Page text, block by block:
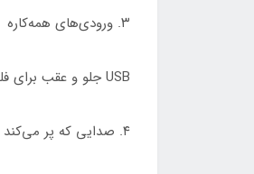
۳. ورودی‌های همه‌کاره
USB جلو و عقب برای فلش پر از فیلم، AUX برای پخش مستقیم،
۴. صدایی که پر می‌کند